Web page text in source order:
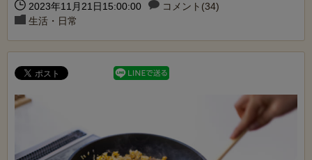
2023年11月21日15:00:00
コメント(34)
生活・日常